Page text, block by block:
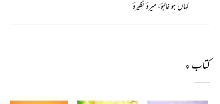
کہاں ہو غالبوؔ، میروؔ نظیروؔ
کتاب 9